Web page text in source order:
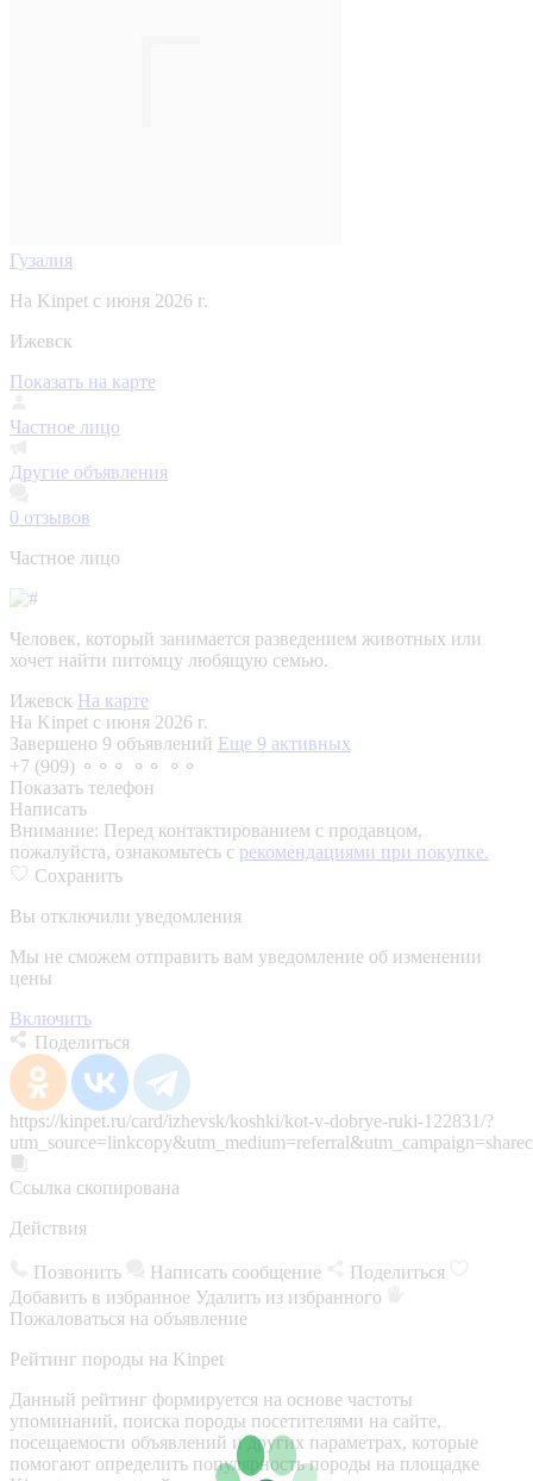
Гузалия
На Kinpet c июня 2026 г.
Ижевск
Показать на карте
Частное лицо
Другие объявления
0 отзывов
Частное лицо
Человек, который занимается разведением животных или
хочет найти питомцу любящую семью.
Ижевск На карте
На Kinpet c июня 2026 г.
Завершено 9 объявлений Еще 9 активных
+7 (909) ⚬⚬⚬ ⚬⚬ ⚬⚬
Показать телефон
Написать
Внимание: Перед контактированием с продавцом,
пожалуйста, ознакомьтесь с рекомендациями при покупке.
Сохранить
Вы отключили уведомления
Мы не сможем отправить вам уведомление об изменении
цены
Включить
Поделиться
https://kinpet.ru/card/izhevsk/koshki/kot-v-dobrye-ruki-122831/?
Ссылка скопирована
Действия
Позвонить Написать сообщение
Поделиться
Добавить в избранное Удалить из избранного
Пожаловаться на объявление
Рейтинг породы на Kinpet
Данный рейтинг формируется на основе частоты
упоминаний, поиска породы посетителями на сайте,
посещаемости объявлений и других параметрах, которые
помогают определить популярность породы на площадке